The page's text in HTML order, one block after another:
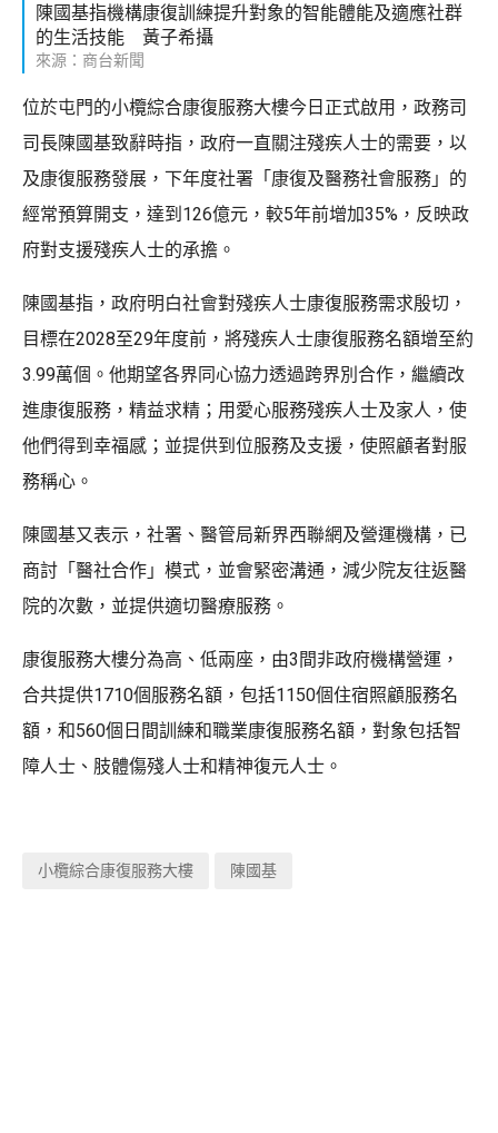
陳國基指機構康復訓練提升對象的智能體能及適應社群
的生活技能 黃子希攝
來源：商台新聞
位於屯門的小欖綜合康復服務大樓今日正式啟用，政務司
司長陳國基致辭時指，政府一直關注殘疾人士的需要，以
及康復服務發展，下年度社署「康復及醫務社會服務」的
經常預算開支，達到126億元，較5年前增加35%，反映政
府對支援殘疾人士的承擔。
陳國基指，政府明白社會對殘疾人士康復服務需求殷切，
目標在2028至29年度前，將殘疾人士康復服務名額增至約
3.99萬個。他期望各界同心協力透過跨界別合作，繼續改
進康復服務，精益求精；用愛心服務殘疾人士及家人，使
他們得到幸福感；並提供到位服務及支援，使照顧者對服
務稱心。
陳國基又表示，社署、醫管局新界西聯網及營運機構，已
商討「醫社合作」模式，並會緊密溝通，減少院友往返醫
院的次數，並提供適切醫療服務。
康復服務大樓分為高、低兩座，由3間非政府機構營運，
合共提供1710個服務名額，包括1150個住宿照顧服務名
額，和560個日間訓練和職業康復服務名額，對象包括智
障人士、肢體傷殘人士和精神復元人士。
小欖綜合康復服務大樓 陳國基